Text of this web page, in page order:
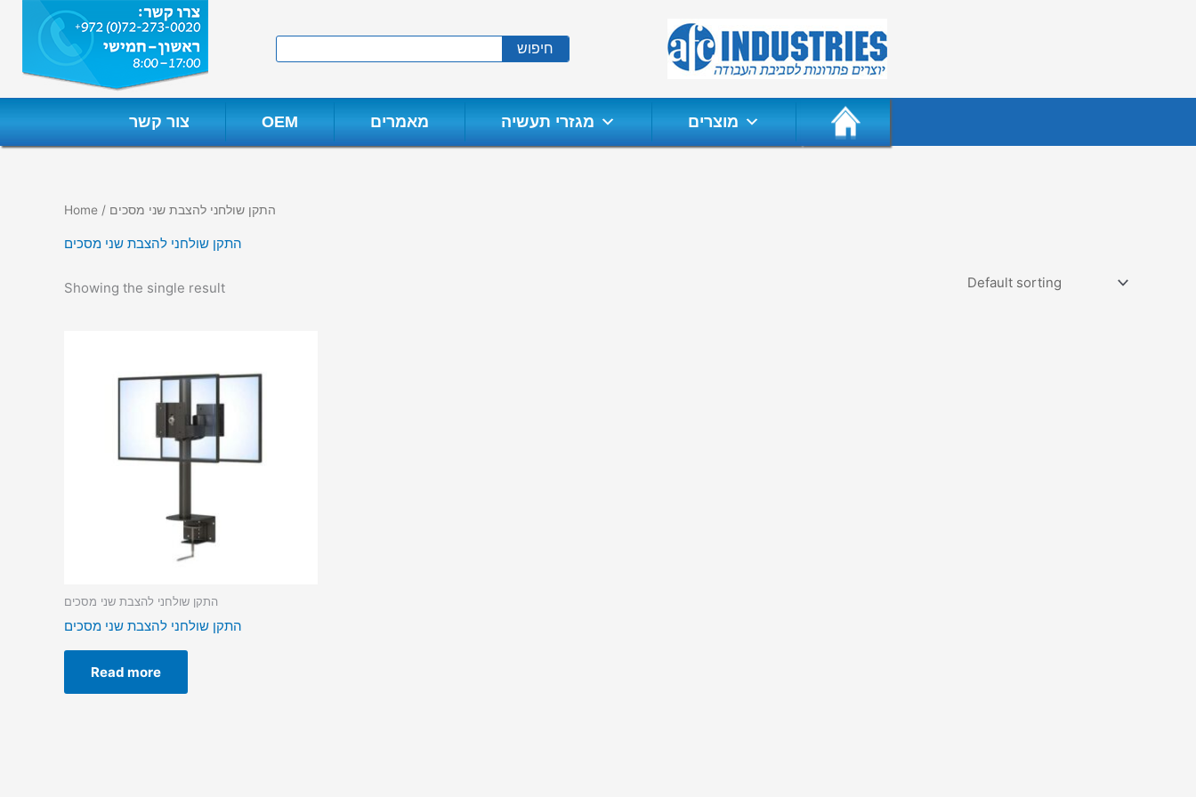
content
חיפוש
צור קשר OEM מאמרים מגזרי תעשיה מוצרים
Home / התקן שולחני להצבת שני מסכים
התקן שולחני להצבת שני מסכים
Showing the single result
התקן שולחני להצבת שני מסכים
התקן שולחני להצבת שני מסכים
Read more